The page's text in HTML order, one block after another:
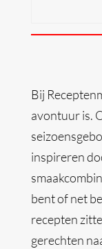
Bij
avontuur is.
inspireren
bent of net
recepten
gerechten